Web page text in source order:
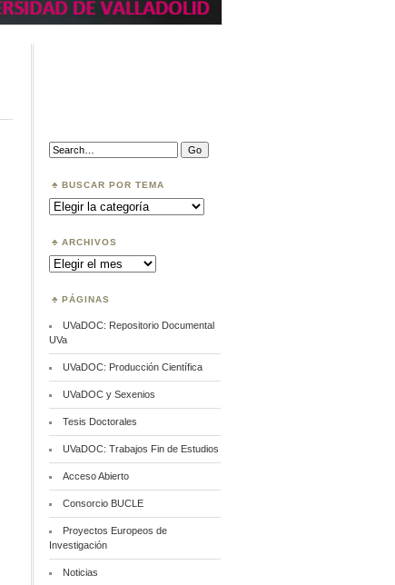
Search:
BUSCAR POR TEMA
Buscar
por
ARCHIVOS
Archivos
PÁGINAS
UVaDOC: Repositorio Documental
UVa
UVaDOC: Producción Científica
UVaDOC y Sexenios
Tesis Doctorales
UVaDOC: Trabajos Fin de Estudios
Acceso Abierto
Consorcio BUCLE
Proyectos Europeos de
Investigación
Noticias